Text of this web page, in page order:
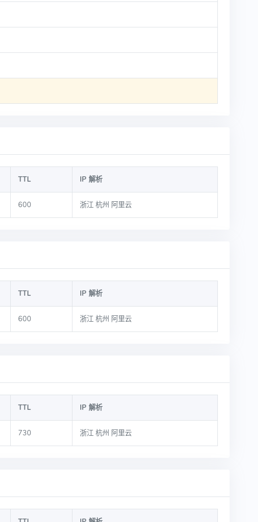
TTL IP 解析
600 浙江 杭州 阿里云
TTL IP 解析
600 浙江 杭州 阿里云
TTL IP 解析
730 浙江 杭州 阿里云